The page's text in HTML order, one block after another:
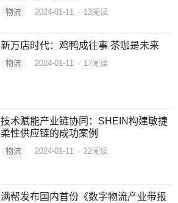
物流 2024-01-11 · 13阅读
新万店时代：鸡鸭成往事 茶咖是未来
物流 2024-01-11 · 17阅读
技术赋能产业链协同：SHEIN构建敏捷
柔性供应链的成功案例
物流 2024-01-11 · 22阅读
满帮发布国内首份《数字物流产业带报